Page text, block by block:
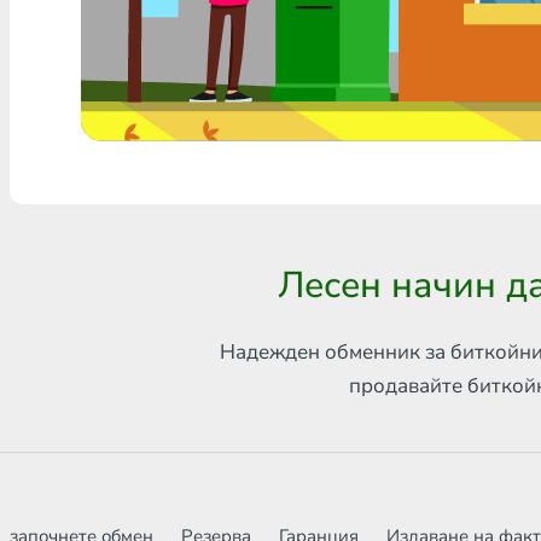
Всяка банка THB
Visa/MasterCard MDL
Visa/MasterCard AMD
Ripple
Лесен начин
Надежден обменник за
продавайте
започнете обмен Резерва Гаранция Издаване на